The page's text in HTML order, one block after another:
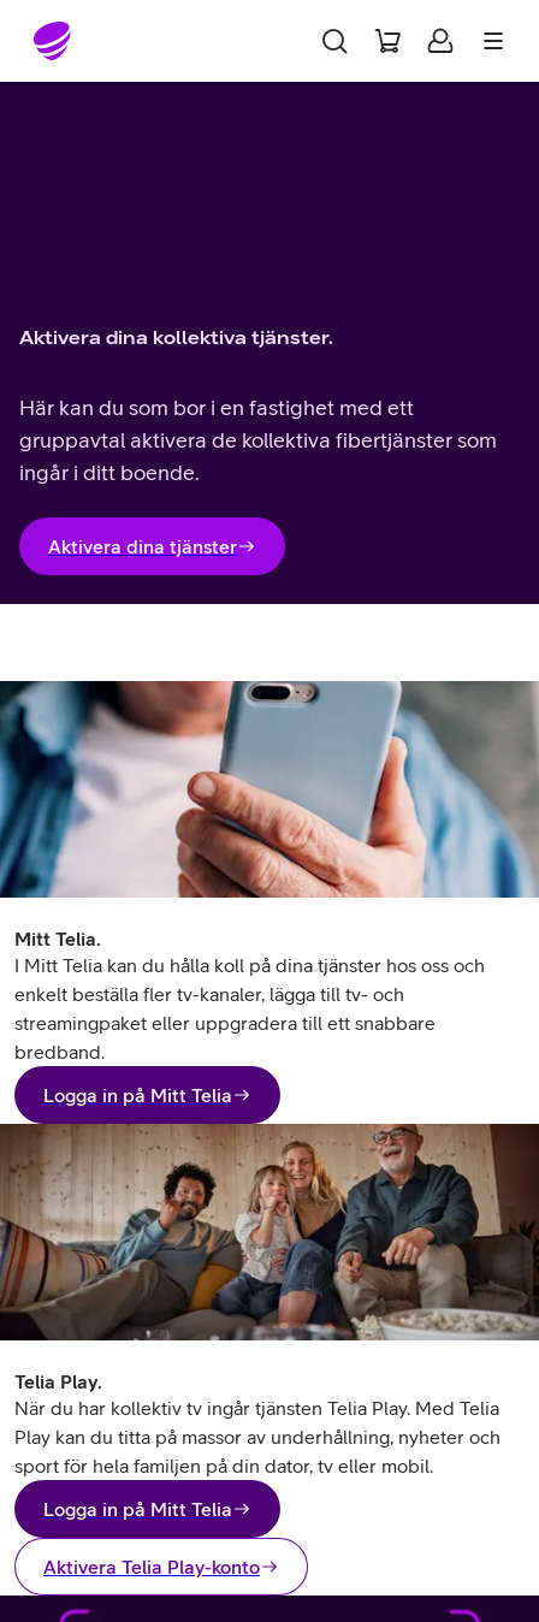
Gå till sidans innehåll
Aktivera dina kollektiva tjänster.
Här kan du som bor i en fastighet med ett
gruppavtal aktivera de kollektiva fibertjänster som
ingår i ditt boende.
Aktivera dina tjänster
Mitt Telia.
I Mitt Telia kan du hålla koll på dina tjänster hos oss och
enkelt beställa fler tv-kanaler, lägga till tv- och
streamingpaket eller uppgradera till ett snabbare
bredband.
Logga in på Mitt Telia
Telia Play.
När du har kollektiv tv ingår tjänsten Telia Play. Med Telia
Play kan du titta på massor av underhållning, nyheter och
sport för hela familjen på din dator, tv eller mobil.
Logga in på Mitt Telia
Aktivera Telia Play-konto